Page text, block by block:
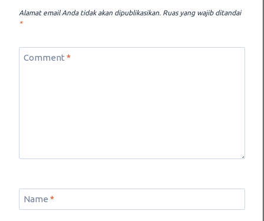
Alamat email Anda tidak akan dipublikasikan. Ruas yang wajib ditandai
*
Comment *
Name *